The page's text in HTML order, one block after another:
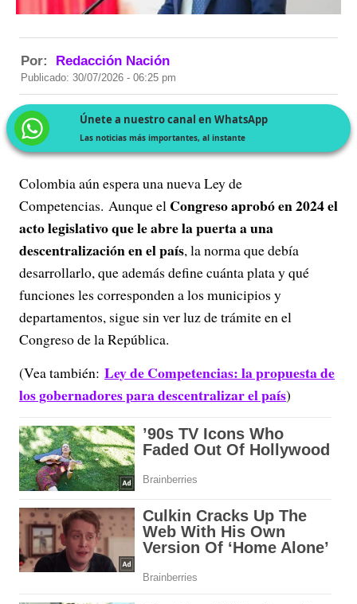
Por: Redacción Nación
Publicado: 30/07/2026 - 06:25 pm
Únete a nuestro canal en WhatsApp
Las noticias más importantes, al instante
Colombia aún espera una nueva Ley de
Competencias. Aunque el Congreso aprobó en 2024 el
acto legislativo que le abre la puerta a una
descentralización en el país, la norma que debía
desarrollarlo, que además define cuánta plata y qué
funciones les corresponden a los municipios y
departamentos, sigue sin ver luz de trámite en el
Congreso de la República.
(Vea también: Ley de Competencias: la propuesta de
los gobernadores para descentralizar el país)